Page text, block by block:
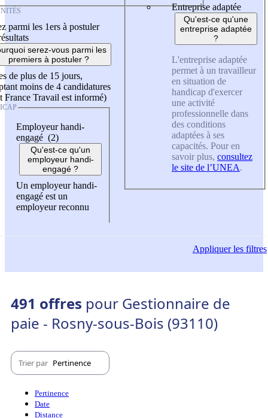
parmi les 1ers à postuler
serez-vous parmi les
premiers à postuler ?
de plus de 15 jours,
moins de 4 candidatures
France Travail est informé)
Employeur handi-
engagé (2)
Qu'est-ce qu'un
employeur handi-
engagé ?
Un employeur handi-
engagé est un
employeur reconnu
Entreprise adaptée
Qu'est-ce qu'une
entreprise adaptée
?
L'entreprise adaptée
permet à un travailleur
en situation de
handicap d'exercer
une activité
professionnelle dans
des conditions
adaptées à ses
capacités. Pour en
savoir plus, consultez
le site de l’UNEA.
Appliquerles filtres
491 offres pour Gestionnaire de
paie - Rosny-sous-Bois (93110)
Trier par Pertinence
Pertinence
Date
Distance